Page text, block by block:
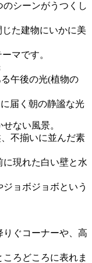
シーンがうつくし
た建物にいかに美
マです。
午後の光(植物の
届く朝の静謐な光
ない風景。
不揃いに並んだ素
現れた白い壁と水
ョボジョボという
ぐコーナーや、高
ろどころに表れま